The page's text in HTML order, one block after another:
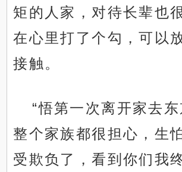
矩的人家，对待长辈也
在心里打了个勾，可以
接触。
“悟第一次离开家去
整个家族都很担心，生
受欺负了，看到你们我